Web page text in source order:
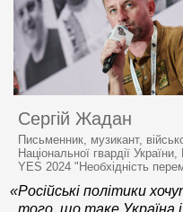
Сергій Жадан
Письменник, музикант,
Національної гвардії
YES 2024 "Необхідність
«Російські політики